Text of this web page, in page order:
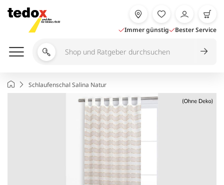
Inhalt
springen
Immer günstig Bester Service
Shop
Ratgeber
durchsuchen
StartseiteSchlaufenschal Salina Natur